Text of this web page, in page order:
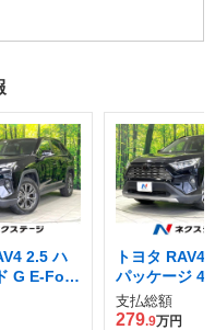
2.5 ハ
G E-Four
トヨタ RAV4
パッケージ
支払総額
279.9万円